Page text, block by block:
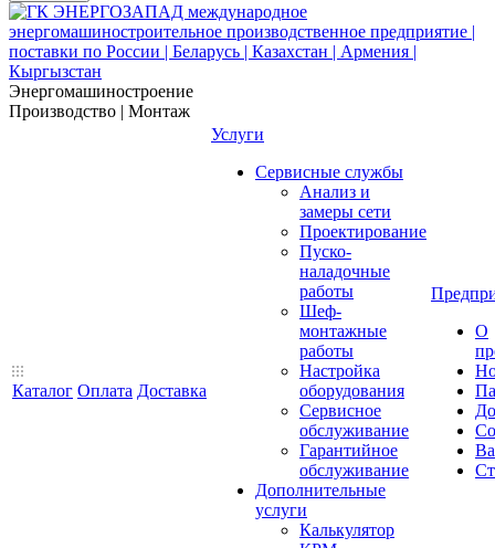
Энергомашиностроение
Производство | Монтаж
Каталог Оплата Доставка
Услуги
Сервисные службы
Анализ и
замеры сети
Проектирование
Пуско-
наладочные
работы
Шеф-
монтажные
работы
Настройка
оборудования
Сервисное
обслуживание
Гарантийное
обслуживание
Дополнительные
услуги
Калькулятор
О